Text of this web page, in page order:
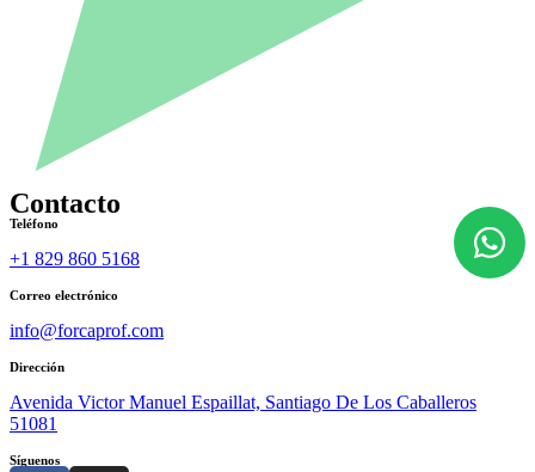
Contacto
Teléfono
+1 829 860 5168
Correo electrónico
info@forcaprof.com
Dirección
Avenida Victor Manuel Espaillat, Santiago De Los Caballeros
51081
Síguenos